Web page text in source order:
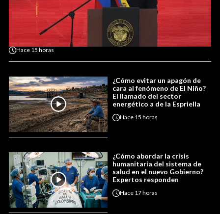
Hace 15 horas
¿Cómo evitar un apagón de
cara al fenómeno de El Niño?
El llamado del sector
energético a de la Espriella
Hace 15 horas
¿Cómo abordar la crisis
humanitaria del sistema de
salud en el nuevo Gobierno?
Expertos responden
Hace 17 horas